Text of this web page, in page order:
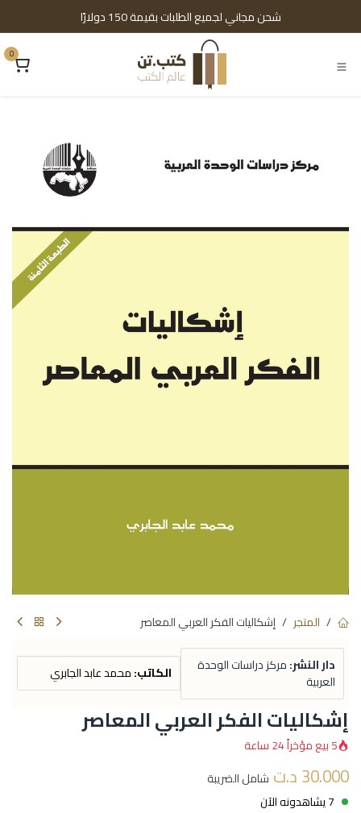
شحن مجاني لجميع الطلبات بقيمة 150 دولارًا
0
المتجر إشكاليات الفكر العربي المعاصر
دار النشر:مركز دراسات الوحدة
العربية
الكاتب:محمد عابد الجابري
إشكاليات الفكر العربي المعاصر
5 بيع مؤخراً 24 ساعة
30.000د.ت شامل الضريبة
7 يشاهدونه الآن